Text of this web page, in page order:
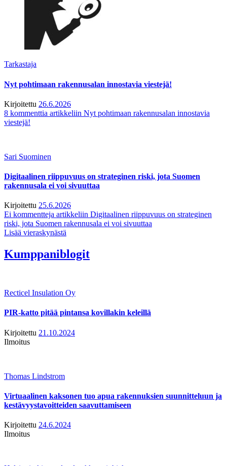
Tarkastaja
Nyt pohtimaan rakennusalan innostavia viestejä!
Kirjoitettu 26.6.2026
8 kommenttia artikkeliin Nyt pohtimaan rakennusalan innostavia
viestejä!
Sari Suominen
Digitaalinen riippuvuus on strateginen riski, jota Suomen
rakennusala ei voi sivuuttaa
Kirjoitettu 25.6.2026
Ei kommentteja artikkeliin Digitaalinen riippuvuus on strateginen
riski, jota Suomen rakennusala ei voi sivuuttaa
Lisää vieraskynästä
Kumppaniblogit
Recticel Insulation Oy
PIR-katto pitää pintansa kovillakin keleillä
Kirjoitettu 21.10.2024
Ilmoitus
Thomas Lindstrom
Virtuaalinen kaksonen tuo apua rakennuksien suunnitteluun ja
kestävyystavoitteiden saavuttamiseen
Kirjoitettu 24.6.2024
Ilmoitus